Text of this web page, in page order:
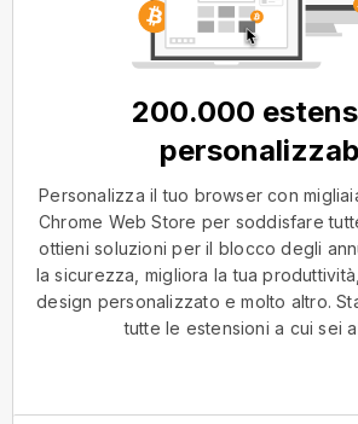
200.000
Personalizza il tuo browser con
Chrome Web Store per soddisfare
ottieni soluzioni per il blocco degli
la sicurezza, migliora la tua
design personalizzato e molto altro.
tutte le estensioni a cui sei